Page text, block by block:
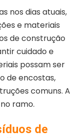
nos dias atuais,
e materiais
de construção
cuidado e
possam ser
de encostas,
comuns. A
ramo.
de